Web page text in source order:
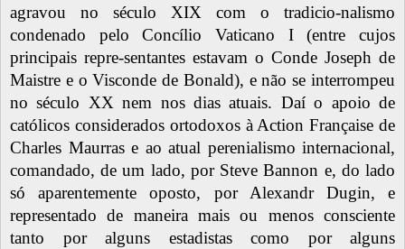
agravou no século XIX com o tradicio-nalismo
condenado pelo Concílio Vaticano I (entre cujos
principais repre-sentantes estavam o Conde Joseph de
Maistre e o Visconde de Bonald), e não se interrompeu
no século XX nem nos dias atuais. Daí o apoio de
católicos considerados ortodoxos à Action Française de
Charles Maurras e ao atual perenialismo internacional,
comandado, de um lado, por Steve Bannon e, do lado
só aparentemente oposto, por Alexandr Dugin, e
representado de maneira mais ou menos consciente
tanto por alguns estadistas como por alguns